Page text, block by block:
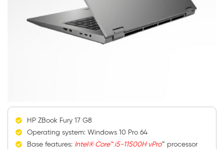
HP ZBook Fury 17 G8
Operating system: Windows 10 Pro 64
Base features: Intel® Core™ i5-11500H vPro™ processor